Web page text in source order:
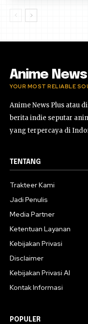
Anime
YOUR MOST RELIABLE
Anime News Plus atau
berita indie seputar
yang terpercaya di
TENTANG
Trakteer Kami
Jadi Penulis
Media Partner
Ketentuan Layanan
Kebijakan Privasi
Disclaimer
Kebijakan Privasi AI
Kontak Informasi
POPULER